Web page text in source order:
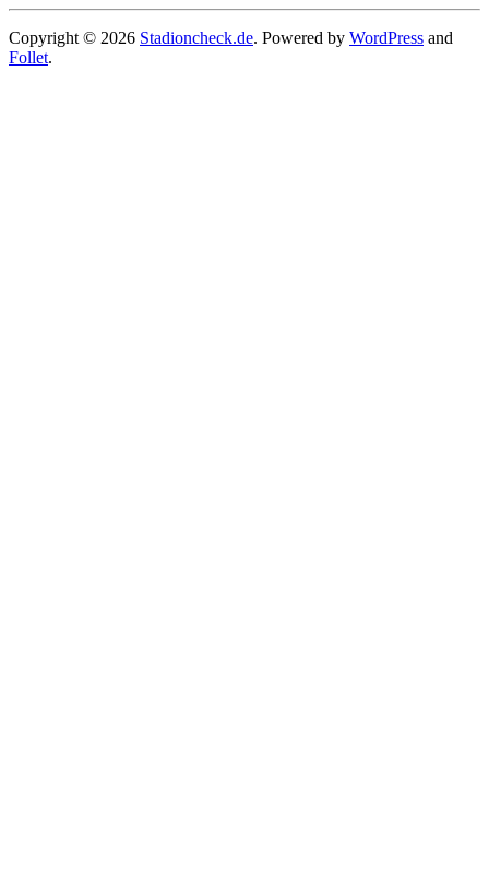
Copyright © 2026 Stadioncheck.de. Powered by WordPress and
Follet.